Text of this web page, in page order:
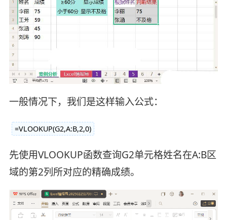
一般情况下，我们是这样输入公式：
=VLOOKUP(G2,A:B,2,0)
先使用VLOOKUP函数查询G2单元格姓名在A:B区
域的第2列所对应的精确成绩。